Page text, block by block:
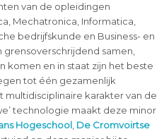
van de opleidingen
Mechatronica, Informatica,
bedrijfskunde en Business- en
samen,
komen en in staat zijn het beste
tot één gezamenlijk
multidisciplinaire karakter van de
technologie maakt deze minor
Hogeschool, De Cromvoirtse